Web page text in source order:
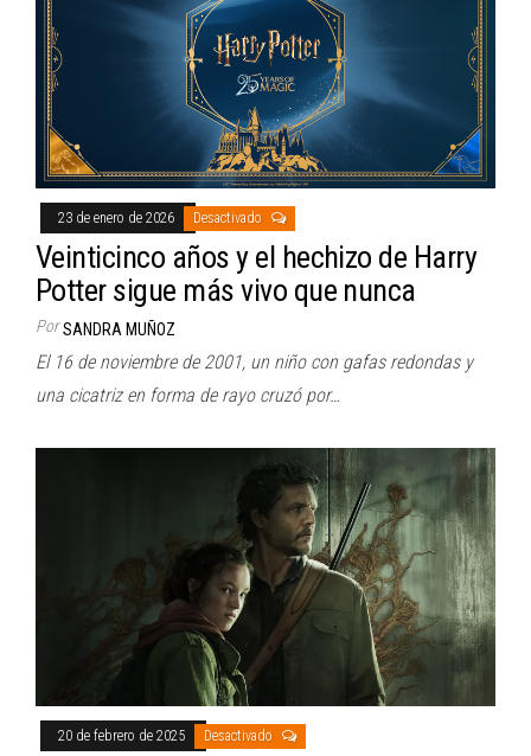
23 de enero de 2026 Desactivado
Veinticinco años y el hechizo de Harry
Potter sigue más vivo que nunca
Por SANDRA MUÑOZ
El 16 de noviembre de 2001, un niño con gafas redondas y
una cicatriz en forma de rayo cruzó por…
20 de febrero de 2025 Desactivado